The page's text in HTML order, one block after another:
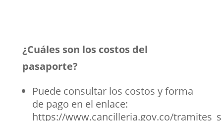
¿Cuáles son los costos del
pasaporte?
Puede consultar los costos y forma
de pago en el enlace:
https://www.cancilleria.gov.co/